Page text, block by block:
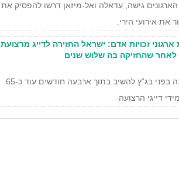
גישה, עדאלה ואל-מיזאן דרשו להפסיק את
את אירועי הירי.
זכויות אדם: ישראל החזירה לדייג מרצועת
לאחר שהחזיקה בה שלוש שנים
המדינה התחייבה בפני בג”ץ להשיב בתוך ארבעה חודשים עוד כ-65
דייגי הרצועה